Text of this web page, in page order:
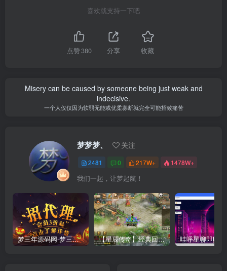
喜欢就支持一下吧
点赞380 分享 收藏
Misery can be caused by someone being just weak and
indecisive.
一个人仅仅因为软弱无能或优柔寡断就完全可能招致痛苦
梦梦梦、 关注
2481 0 217W+ 1478W+
我们一起，让梦起航！
梦三年源码网-梦三年ym会员代理详情 【星辰传奇】经典回合制手游+安卓端+GM工具+详细搭建教程